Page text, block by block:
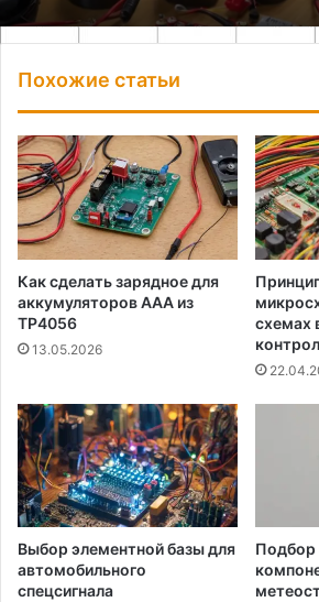
Похожие статьи
Как сделать зарядное для
аккумуляторов AAA из
TP4056
13.05.2026
схемах
Выбор элементной базы для
автомобильного
спецсигнала
Подбор